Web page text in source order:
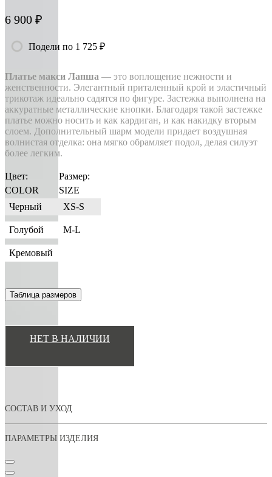
6 900 ₽
Подели по 1 725 ₽
Платье макси Лапша — это воплощение нежности и
женственности. Элегантный приталенный крой и эластичный
трикотаж идеально садятся по фигуре. Застежка выполнена на
аккуратные металлические кнопки. Благодаря такой застежке
платье можно носить и как кардиган, и как накидку вторым
слоем. Дополнительный шарм модели придает воздушная
волнистая отделка: она мягко обрамляет подол, делая силуэт
более легким.
Цвет:
COLOR
Черный
Голубой
Кремовый
Размер:
SIZE
XS-S
M-L
Таблица размеров
НЕТ В НАЛИЧИИ
СОСТАВ И УХОД
ПАРАМЕТРЫ ИЗДЕЛИЯ